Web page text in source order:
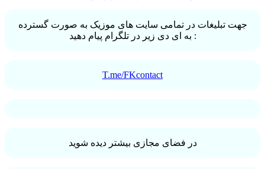
جهت تبلیغات در تمامی سایت های موزیک به صورت گسترده
به ای دی زیر در تلگرام پیام دهید :
T.me/FKcontact
در فضای مجازی بیشتر دیده شوید